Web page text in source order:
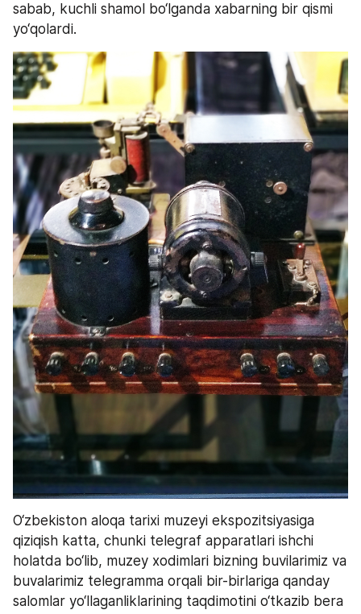
sabab, kuchli shamol bo‘lganda xabarning bir qismi
yo‘qolardi.
O‘zbekiston aloqa tarixi muzeyi ekspozitsiyasiga
qiziqish katta, chunki telegraf apparatlari ishchi
holatda bo‘lib, muzey xodimlari bizning buvilarimiz va
buvalarimiz telegramma orqali bir-birlariga qanday
salomlar yo‘llaganliklarining taqdimotini o‘tkazib bera